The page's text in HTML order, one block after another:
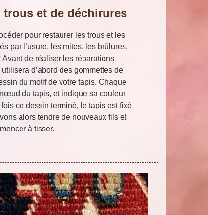
trous et de déchirures
pour restaurer les trous et les
par l’usure, les mites, les brûlures,
Avant de réaliser les réparations
d’abord des gommettes de
du motif de votre tapis. Chaque
du tapis, et indique sa couleur
ce dessin terminé, le tapis est fixé
alors tendre de nouveaux fils et
à tisser.